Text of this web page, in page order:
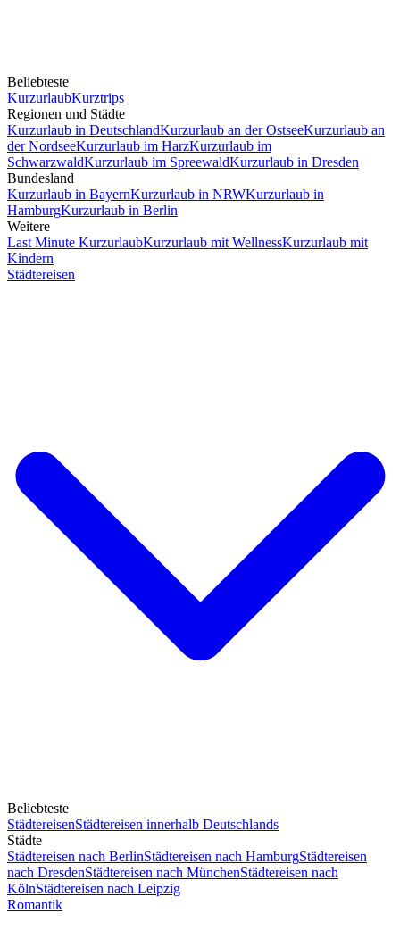
Beliebteste
KurzurlaubKurztrips
Regionen und Städte
Kurzurlaub in DeutschlandKurzurlaub an der OstseeKurzurlaub an
der NordseeKurzurlaub im HarzKurzurlaub im
SchwarzwaldKurzurlaub im SpreewaldKurzurlaub in Dresden
Bundesland
Kurzurlaub in BayernKurzurlaub in NRWKurzurlaub in
HamburgKurzurlaub in Berlin
Weitere
Last Minute KurzurlaubKurzurlaub mit WellnessKurzurlaub mit
Kindern
Städtereisen
Beliebteste
StädtereisenStädtereisen innerhalb Deutschlands
Städte
Städtereisen nach BerlinStädtereisen nach HamburgStädtereisen
nach DresdenStädtereisen nach MünchenStädtereisen nach
KölnStädtereisen nach Leipzig
Romantik